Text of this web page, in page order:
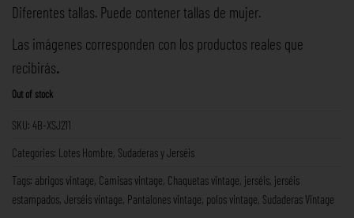
Diferentes tallas. Puede contener tallas de mujer.
Las imágenes corresponden con los productos reales que
recibirás.
Out of stock
SKU: 4B-XSJ211
Categories: Lotes Hombre Sudaderas y Jerséis
Tags: abrigos vintage Camisas vintage Chaquetas vintage jerséis jerséis
estampados Jerséis vintage Pantalones vintage polos vintage Sudaderas Vintage